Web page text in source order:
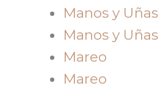
Manos y Uñas
Manos y Uñas
Mareo
Mareo